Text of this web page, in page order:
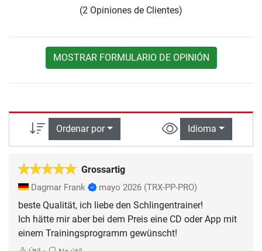
(2 Opiniones de Clientes)
MOSTRAR FORMULARIO DE OPINIÓN
Ordenar por Idioma
Grossartig
Dagmar Frank mayo 2026 (TRX-PP-PRO)
beste Qualität, ich liebe den Schlingentrainer!
Ich hätte mir aber bei dem Preis eine CD oder App mit
einem Trainingsprogramm gewünscht!